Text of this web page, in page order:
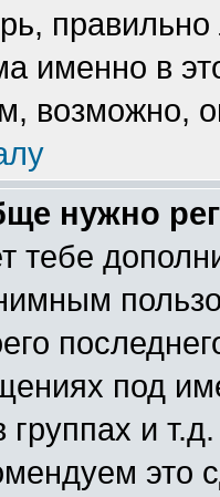
именно в
возможно,
нужно
тебе
под
группах и
это